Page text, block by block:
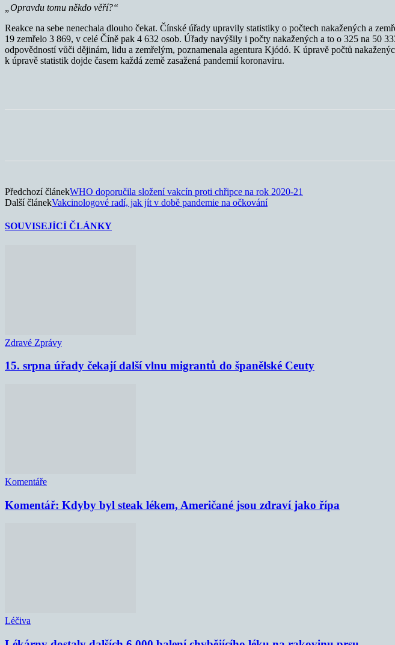
„Opravdu tomu někdo věří?“
Reakce na sebe nenechala dlouho čekat. Čínské úřady upravily statistiky o počtech nakažených a
19 zemřelo 3 869, v celé Číně pak 4 632 osob. Úřady navýšily i počty nakažených a to o 325 na 50
odpovědností vůči dějinám, lidu a zemřelým, poznamenala agentura Kjódó. K úpravě počtů
k úpravě statistik dojde časem každá země zasažená pandemií koronaviru.
Předchozí článekWHO doporučila složení vakcín proti chřipce na rok 2020-21
Další článekVakcinologové radí, jak jít v době pandemie na očkování
SOUVISEJÍCÍ ČLÁNKY
Zdravé Zprávy
15. srpna úřady čekají další vlnu migrantů do španělské Ceuty
Komentáře
Komentář: Kdyby byl steak lékem, Američané jsou zdraví jako řípa
Léčiva